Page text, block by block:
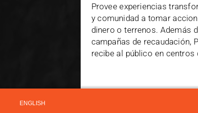
ENGLISH
Provee experiencias
y comunidad a tomar
dinero o terrenos. Además
campañas de recaudación,
recibe al público en